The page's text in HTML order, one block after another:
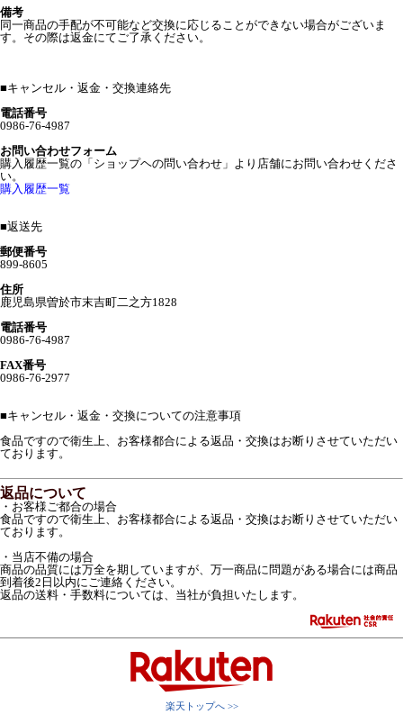
備考
同一商品の手配が不可能など交換に応じることができない場合がございま
す。その際は返金にてご了承ください。
■キャンセル・返金・交換連絡先
電話番号
0986-76-4987
お問い合わせフォーム
購入履歴一覧の「ショップヘの問い合わせ」より店舗にお問い合わせくださ
い。
購入履歴一覧
■返送先
郵便番号
899-8605
住所
鹿児島県曽於市末吉町二之方1828
電話番号
0986-76-4987
FAX番号
0986-76-2977
■キャンセル・返金・交換についての注意事項
食品ですので衛生上、お客様都合による返品・交換はお断りさせていただい
ております。
返品について
・お客様ご都合の場合
食品ですので衛生上、お客様都合による返品・交換はお断りさせていただい
ております。
・当店不備の場合
商品の品質には万全を期していますが、万一商品に問題がある場合には商品
到着後2日以内にご連絡ください。
返品の送料・手数料については、当社が負担いたします。
楽天トップへ >>